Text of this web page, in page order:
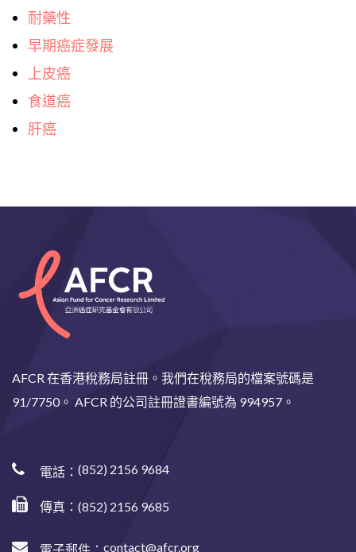
耐藥性
早期癌症發展
上皮癌
食道癌
肝癌
AFCR 在香港稅務局註冊。我們在稅務局的檔案號碼是
91/7750。 AFCR 的公司註冊證書編號為 994957。
電話： (852) 2156 9684
傳真：(852) 2156 9685
contact@afcr.org